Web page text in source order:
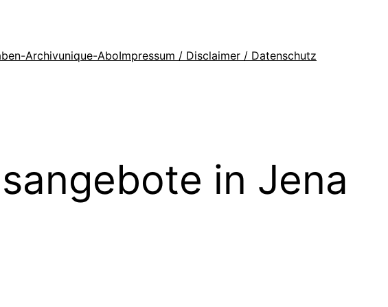
Archivunique-AboImpressum / Disclaimer / Datenschutz
in Jena